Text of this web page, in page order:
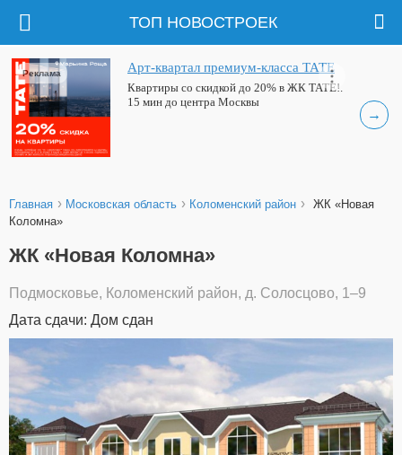
ТОП НОВОСТРОЕК
→
Арт-квартал премиум-класса ТАТЕ
Квартиры со скидкой до 20% в ЖК ТАТЕ!.
15 мин до центра Москвы
Реклама
Главная › Московская область › Коломенский район › ЖК «Новая
Коломна»
ЖК «Новая Коломна»
Подмосковье, Коломенский район, д. Солосцово, 1–9
Дата сдачи: Дом сдан